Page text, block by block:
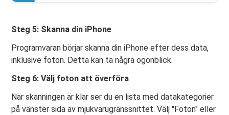
Steg 5: Skanna din iPhone
Programvaran börjar skanna din iPhone efter dess data,
inklusive foton. Detta kan ta några ögonblick.
Steg 6: Välj foton att överföra
När skanningen är klar ser du en lista med datakategorier
på vänster sida av mjukvarugränssnittet. Välj "Foton" eller